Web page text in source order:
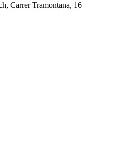
Carrer Tramontana, 16